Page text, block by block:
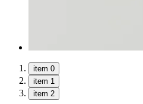
item 0
item 1
item 2